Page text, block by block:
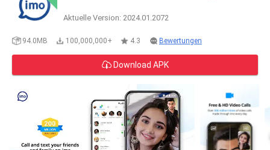
Aktuelle Version: 2024.01.2072
94.0MB 100,000,000+ 4.3 Bewertungen
Download APK